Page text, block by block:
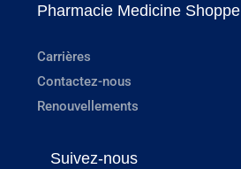
Pharmacie Medicine Shoppe
Carrières
Contactez-nous
Renouvellements
Suivez-nous